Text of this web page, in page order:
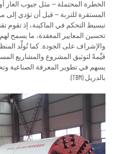
الخطرة المحتملة — مثل جيوب الغاز أو
المستقرة للتربة — قبل أن تؤدي
تبسيط التحكم في الماكينة، إذ تقوم
تحسين المعايير المعقدة، ما يسمح
والإشراف على الجودة. كما تُولِّد
قيِّمةً لتوثيق المشروع والمشاريع
يسهم في تطوير المعرفة الصناعية
بالدريل (TBM).